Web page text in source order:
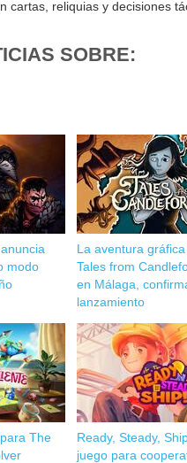
cartas, reliquias y decisiones
SOBRE:
modo
La aventura
Tales from
en Málaga,
lanzamiento
The
Ready, Steady,
juego para